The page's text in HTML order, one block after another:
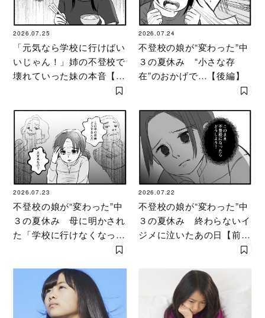
2026.07.25
「元気なら学校に行けばい
いじゃん！」姉の不登校で
壊れていった妹の本音【番
2026.07.24
不登校の娘が“変わった”中
３の夏休み “小さな存
在”のおかげで…【後編】
2026.07.23
不登校の娘が“変わった”中
３の夏休み 母に明かされ
た「学校に行けなくなっ
た」本当の理由【中編】
2026.07.22
不登校の娘が“変わった”中
３の夏休み 終わらないイ
ジメに泣いたあの日【前